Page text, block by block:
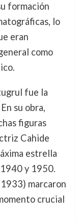
formación
lo
eran
como
fue la
su obra,
figuras
Cahide
estrella
y 1950.
marcaron
crucial